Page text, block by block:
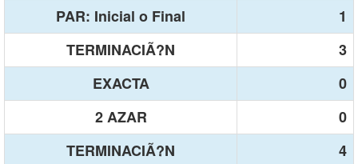
PAR: Inicial o Final
1
TERMINACIÃ?N
3
EXACTA
0
2 AZAR
0
TERMINACIÃ?N
4